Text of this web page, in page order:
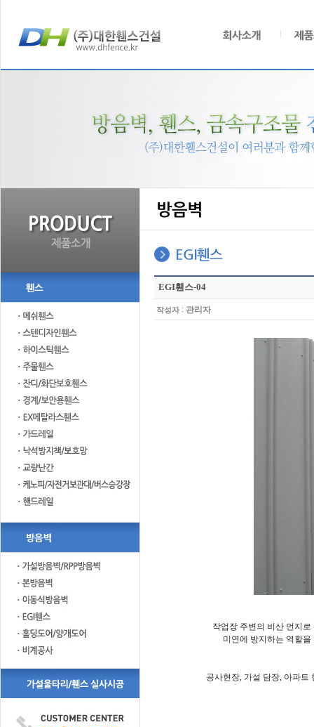
EGI휀스-04
작성자 : 관리자
작업장 주변의 비산 먼지
미연에 방지하는 역할
공사현장, 가설 담장, 아파트